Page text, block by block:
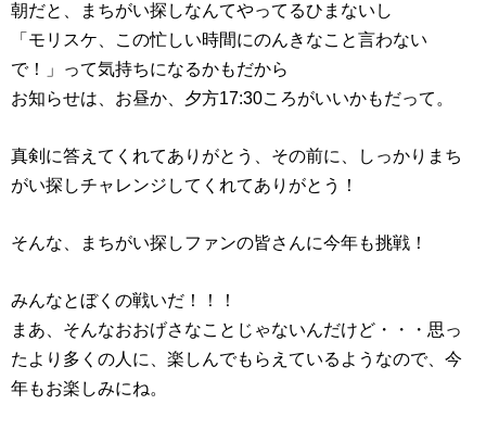
朝だと、まちがい探しなんてやってるひまないし
「モリスケ、この忙しい時間にのんきなこと言わない
で！」って気持ちになるかもだから
お知らせは、お昼か、夕方17:30ころがいいかもだって。
真剣に答えてくれてありがとう、その前に、しっかりまち
がい探しチャレンジしてくれてありがとう！
そんな、まちがい探しファンの皆さんに今年も挑戦！
みんなとぼくの戦いだ！！！
まあ、そんなおおげさなことじゃないんだけど・・・思っ
たより多くの人に、楽しんでもらえているようなので、今
年もお楽しみにね。